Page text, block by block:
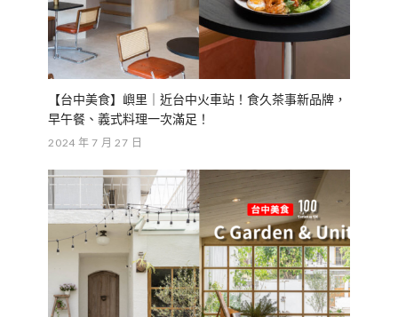
【台中美食】嶼里｜近台中火車站！食久茶事新品牌，
早午餐、義式料理一次滿足！
2024 年 7 月 27 日